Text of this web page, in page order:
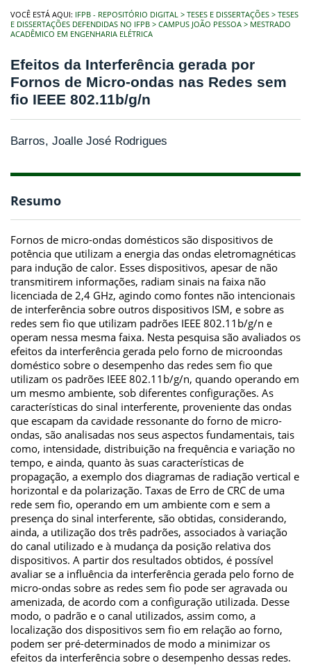
VOCÊ ESTÁ AQUI: IFPB - REPOSITÓRIO DIGITAL TESES E DISSERTAÇÕES
TESES
E DISSERTAÇÕES DEFENDIDAS NO IFPB
CAMPUS JOÃO PESSOA
MESTRADO
ACADÊMICO EM ENGENHARIA ELÉTRICA
Efeitos da Interferência gerada por
Fornos de Micro-ondas nas Redes sem
fio IEEE 802.11b/g/n
Barros, Joalle José Rodrigues
Resumo
Fornos de micro-ondas domésticos são dispositivos de
potência que utilizam a energia das ondas eletromagnéticas
para indução de calor. Esses dispositivos, apesar de não
transmitirem informações, radiam sinais na faixa não
licenciada de 2,4 GHz, agindo como fontes não intencionais
de interferência sobre outros dispositivos ISM, e sobre as
redes sem fio que utilizam padrões IEEE 802.11b/g/n e
operam nessa mesma faixa. Nesta pesquisa são avaliados os
efeitos da interferência gerada pelo forno de microondas
doméstico sobre o desempenho das redes sem fio que
utilizam os padrões IEEE 802.11b/g/n, quando operando em
um mesmo ambiente, sob diferentes configurações. As
características do sinal interferente, proveniente das ondas
que escapam da cavidade ressonante do forno de micro-
ondas, são analisadas nos seus aspectos fundamentais, tais
como, intensidade, distribuição na frequência e variação no
tempo, e ainda, quanto às suas características de
propagação, a exemplo dos diagramas de radiação vertical e
horizontal e da polarização. Taxas de Erro de CRC de uma
rede sem fio, operando em um ambiente com e sem a
presença do sinal interferente, são obtidas, considerando,
ainda, a utilização dos três padrões, associados à variação
do canal utilizado e à mudança da posição relativa dos
dispositivos. A partir dos resultados obtidos, é possível
avaliar se a influência da interferência gerada pelo forno de
micro-ondas sobre as redes sem fio pode ser agravada ou
amenizada, de acordo com a configuração utilizada. Desse
modo, o padrão e o canal utilizados, assim como, a
localização dos dispositivos sem fio em relação ao forno,
podem ser pré-determinados de modo a minimizar os
efeitos da interferência sobre o desempenho dessas redes.